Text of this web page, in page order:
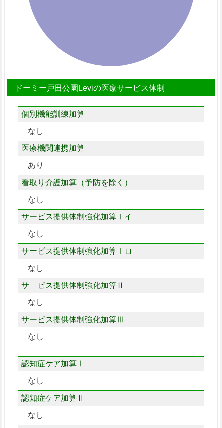
ドーミー戸田公園Leviの医療サービス体制
個別機能訓練加算
なし
医療機関連携加算
あり
看取り介護加算（予防を除く）
なし
サービス提供体制強化加算Ⅰイ
なし
サービス提供体制強化加算Ⅰロ
なし
サービス提供体制強化加算Ⅱ
なし
サービス提供体制強化加算Ⅲ
なし
認知症ケア加算Ⅰ
なし
認知症ケア加算Ⅱ
なし